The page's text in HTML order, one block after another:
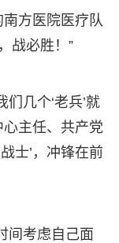
方医院医疗队
战必胜！”
几个‘老兵’就
心主任、共产党
士’，冲锋在前
间考虑自己面